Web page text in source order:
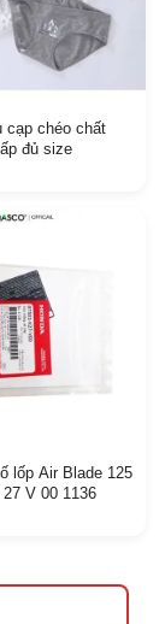
cạp chéo chất
đủ size
lốp Air Blade 125
V 00 1136